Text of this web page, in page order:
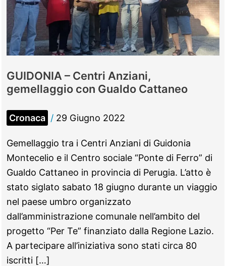
GUIDONIA – Centri Anziani,
gemellaggio con Gualdo Cattaneo
Cronaca / 29 Giugno 2022
Gemellaggio tra i Centri Anziani di Guidonia
Montecelio e il Centro sociale “Ponte di Ferro” di
Gualdo Cattaneo in provincia di Perugia. L’atto è
stato siglato sabato 18 giugno durante un viaggio
nel paese umbro organizzato
dall’amministrazione comunale nell’ambito del
progetto “Per Te” finanziato dalla Regione Lazio.
A partecipare all’iniziativa sono stati circa 80
iscritti […]